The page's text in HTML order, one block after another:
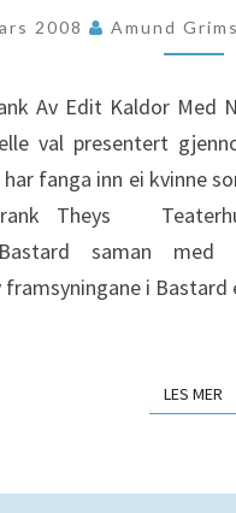
2008 Amund
Av Edit Kaldor
val presentert
fanga inn ei kvinne
Theys
saman med
framsyningane i
LES MER